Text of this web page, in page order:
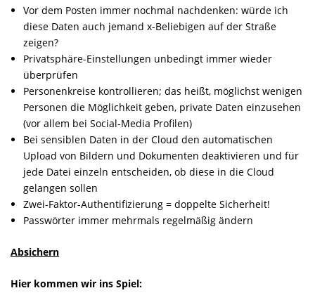
Vor dem Posten immer nochmal nachdenken: würde ich
diese Daten auch jemand x-Beliebigen auf der Straße
zeigen?
Privatsphäre-Einstellungen unbedingt immer wieder
überprüfen
Personenkreise kontrollieren; das heißt, möglichst wenigen
Personen die Möglichkeit geben, private Daten einzusehen
(vor allem bei Social-Media Profilen)
Bei sensiblen Daten in der Cloud den automatischen
Upload von Bildern und Dokumenten deaktivieren und für
jede Datei einzeln entscheiden, ob diese in die Cloud
gelangen sollen
Zwei-Faktor-Authentifizierung = doppelte Sicherheit!
Passwörter immer mehrmals regelmäßig ändern
Absichern
Hier kommen wir ins Spiel: